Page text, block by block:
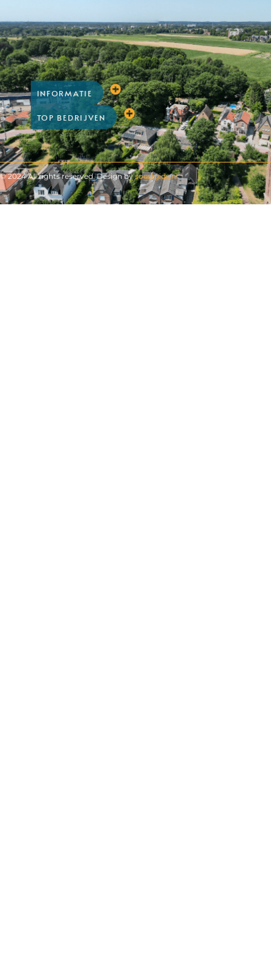
INFORMATIE
TOP BEDRIJVEN
© 2024 All rights reserved. Design bysoestgids.nl